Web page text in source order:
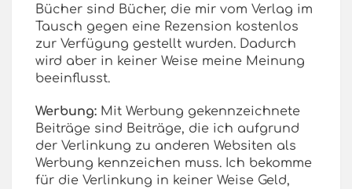
Bücher sind Bücher, die mir vom Verlag im
Tausch gegen eine Rezension kostenlos
zur Verfügung gestellt wurden. Dadurch
wird aber in keiner Weise meine Meinung
beeinflusst.
Werbung: Mit Werbung gekennzeichnete
Beiträge sind Beiträge, die ich aufgrund
der Verlinkung zu anderen Websiten als
Werbung kennzeichen muss. Ich bekomme
für die Verlinkung in keiner Weise Geld,